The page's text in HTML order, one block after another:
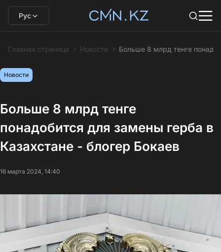
Рус
Главная страница Новости Больше 8 млрд тенге
Новости
Больше 8 млрд тенге
понадобится для замены герба в
Казахстане - блогер Бокаев
16 марта 2024, 14:40